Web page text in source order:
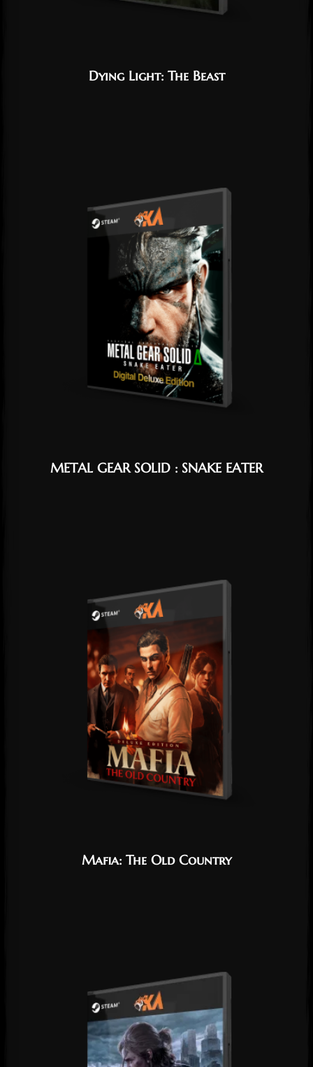
Dying Light: The Beast
METAL GEAR SOLID : SNAKE EATER
Mafia: The Old Country